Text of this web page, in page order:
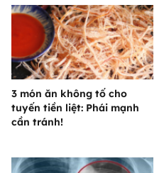
3 món ăn không tố cho
tuyến tiền liệt: Phái mạnh
cần tránh!